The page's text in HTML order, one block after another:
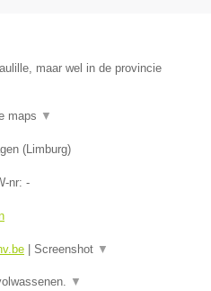
maar wel in de provincie
maps ▼
(Limburg)
nr: -
| Screenshot ▼
▼